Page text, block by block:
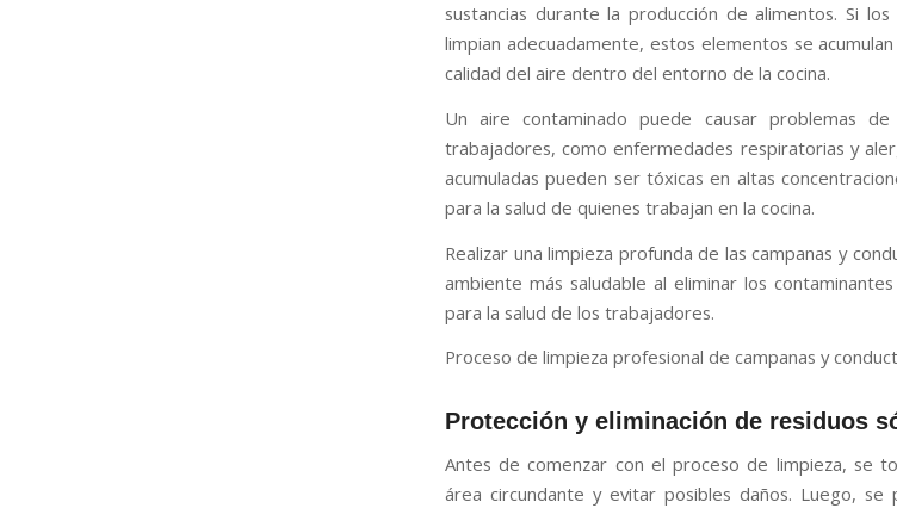
sustancias durante la producción de alimentos. Si
limpian adecuadamente, estos elementos se
calidad del aire dentro del entorno de la cocina.
Un aire contaminado puede causar problemas
trabajadores, como enfermedades respiratorias y
acumuladas pueden ser tóxicas en altas
para la salud de quienes trabajan en la cocina.
Realizar una limpieza profunda de las campanas y
ambiente más saludable al eliminar los
para la salud de los trabajadores.
Proceso de limpieza profesional de campanas y
Protección y eliminación de residuos
Antes de comenzar con el proceso de limpieza, se
área circundante y evitar posibles daños. Luego, se